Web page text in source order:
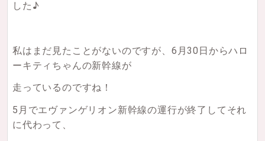
した♪
私はまだ見たことがないのですが、6月30日からハロ
ーキティちゃんの新幹線が
走っているのですね！
5月でエヴァンゲリオン新幹線の運行が終了してそれ
に代わって、